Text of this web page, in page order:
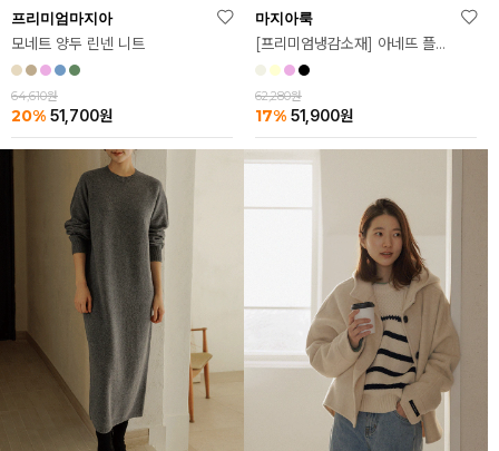
프리미엄마지아
모네트 양두 린넨 니트
64,610원
20% 51,700원
마지아룩
[프리미엄냉감소재] 아네뜨 플리츠 5부 니트
62,280원
17% 51,900원